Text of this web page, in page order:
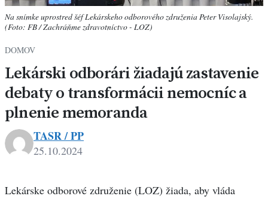
Na snímke uprostred šéf Lekárskeho odborového združenia Peter Visolajský.
(Foto: FB / Zachráňme zdravotníctvo - LOZ)
DOMOV
Lekárski odborári žiadajú zastavenie
debaty o transformácii nemocníc a
plnenie memoranda
TASR / PP
25.10.2024
Lekárske odborové združenie (LOZ) žiada, aby vláda